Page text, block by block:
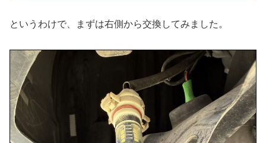
というわけで、まずは右側から交換してみました。